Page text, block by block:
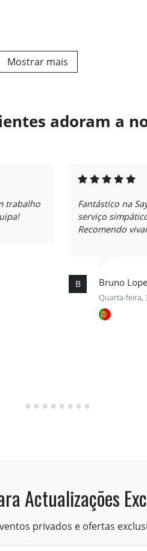
Mostrar mais
adoram a
trabalho
Fantástico na
serviço
Recomendo
B Bruno
Quarta-feira,
Actualizações
privados e ofertas